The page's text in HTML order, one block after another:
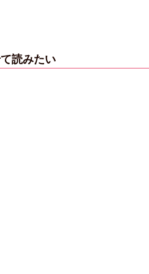
読みたい
＆
イ
乃木坂46・与田祐希
3rd写真集『ヨー